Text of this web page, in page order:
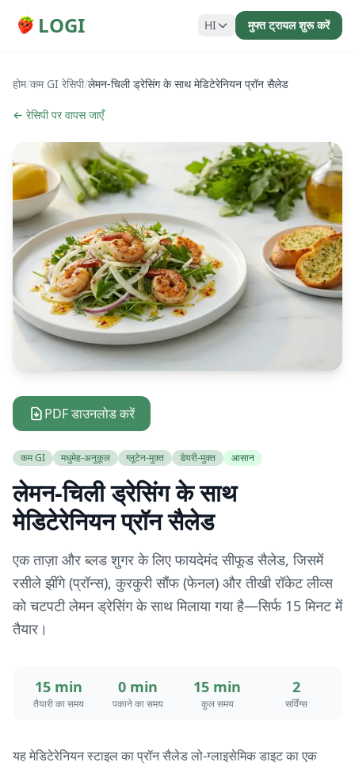
LOGI HI मुफ्त ट्रायल शुरू करें
होम/कम GI रेसिपी/लेमन-चिली ड्रेसिंग के साथ मेडिटेरेनियन प्रॉन सैलेड
← रेसिपी पर वापस जाएँ
PDF डाउनलोड करें
कम GI मधुमेह-अनुकूल ग्लूटेन-मुक्त डेयरी-मुक्त आसान
लेमन-चिली ड्रेसिंग के साथ
मेडिटेरेनियन प्रॉन सैलेड
एक ताज़ा और ब्लड शुगर के लिए फायदेमंद सीफूड सैलेड, जिसमें
रसीले झींगे (प्रॉन्स), कुरकुरी सौंफ (फेनल) और तीखी रॉकेट लीव्स
को चटपटी लेमन ड्रेसिंग के साथ मिलाया गया है—सिर्फ 15 मिनट में
तैयार।
15 min
तैयारी का समय
0 min
पकाने का समय
15 min
कुल समय
2
सर्विंग्स
यह मेडिटेरेनियन स्टाइल का प्रॉन सैलेड लो-ग्लाइसेमिक डाइट का एक